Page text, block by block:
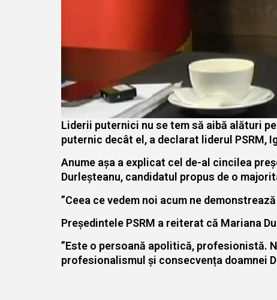
Liderii puternici nu se tem să aibă alături
puternic decât el, a declarat liderul PSRM,
Anume așa a explicat cel de-al cincilea
Durleșteanu, candidatul propus de o
”Ceea ce vedem noi acum ne
Președintele PSRM a reiterat că Mariana
”Este o persoană apolitică, profesionistă.
profesionalismul și consecvența doamnei